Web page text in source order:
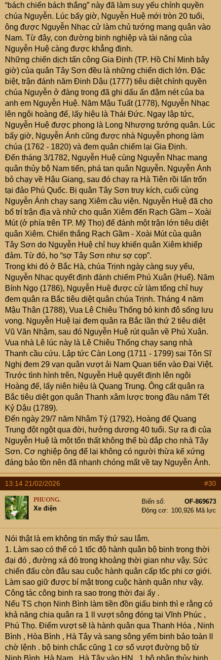
“bách chiến bách thắng” này đã làm suy yếu chính quyền
chúa Nguyễn. Lúc bấy giờ, Nguyễn Huệ mới tròn 20 tuổi,
ông được Nguyễn Nhạc cử làm chủ tướng mang quân vào
Nam. Từ đây, con đường binh nghiệp và tài năng của
Nguyễn Huệ càng được khẳng định.
Những chiến dịch tấn công Gia Định (TP. Hồ Chí Minh bây
giờ) của quân Tây Sơn đều là những chiến dịch lớn. Đặc
biệt, trận đánh năm Đinh Dậu (1777) tiêu diệt chính quyền
chúa Nguyễn ở đàng trong đã ghi dấu ấn đậm nét của ba
anh em Nguyễn Huệ. Năm Mậu Tuất (1778), Nguyễn Nhạc
lên ngôi hoàng đế, lấy hiệu là Thái Đức. Ngay lập tức,
Nguyễn Huệ được phong là Long Nhượng tướng quân. Lúc
bấy giờ, Nguyễn Ánh cũng được nhà Nguyễn phong làm
chúa (1762 - 1820) và đem quân chiếm lại Gia Định.
Đến tháng 3/1782, Nguyễn Huệ cùng Nguyễn Nhạc mang
quân thủy bộ Nam tiến, phá tan quân Nguyễn. Nguyễn Ánh
bỏ chạy về Hậu Giang, sau đó chạy ra Hà Tiên rồi lẩn trốn
tại đảo Phú Quốc. Bị quân Tây Sơn truy kích, cuối cùng
Nguyễn Ánh chạy sang Xiêm cầu viện. Nguyễn Huệ đã cho
bố trí trận địa và nhử cho quân Xiêm đến Rạch Gầm – Xoài
Mút (ở phía trên TP. Mỹ Tho) để đánh một trận lớn tiêu diệt
quân Xiêm. Chiến thắng Rạch Gầm - Xoài Mút của quân
Tây Sơn do Nguyễn Huệ chỉ huy khiến quân Xiêm khiếp
đảm. Từ đó, họ “sợ Tây Sơn như sợ cọp”.
Trong khi đó ở Bắc Hà, chúa Trịnh ngày càng suy yếu,
Nguyễn Nhạc quyết định đánh chiếm Phú Xuân (Huế). Năm
Bính Ngọ (1786), Nguyễn Huệ được cử làm tổng chỉ huy
đem quân ra Bắc tiêu diệt quân chúa Trịnh. Tháng 4 năm
Mậu Thân (1788), Vua Lê Chiêu Thống bỏ kinh đô sống lưu
vong. Nguyễn Huệ lại đem quân ra Bắc lần thứ 2 tiêu diệt
Vũ Văn Nhậm, sau đó Nguyễn Huệ rút quân về Phú Xuân.
Vua nhà Lê lúc này là Lê Chiêu Thống chạy sang nhà
Thanh cầu cứu. Lập tức Càn Long (1711 - 1799) sai Tôn Sĩ
Nghị đem 29 vạn quân vượt ải Nam Quan tiến vào Đại Việt.
Trước tình hình trên, Nguyễn Huệ quyết định lên ngôi
Hoàng đế, lấy niên hiệu là Quang Trung. Ông cất quân ra
Bắc tiêu diệt gọn quân Thanh xâm lược trong đầu năm Tết
Kỷ Dậu (1789).
Đến ngày 29/7 năm Nhâm Tý (1792), Hoàng đế Quang
Trung đột ngột qua đời, hưởng dương 40 tuổi. Sự ra đi của
Nguyễn Huệ là một tổn thất không thể bù đắp cho nhà Tây
Sơn. Cơ nghiệp ông để lại không có người thừa kế xứng
đáng bảo tồn nên đã nhanh chóng mất về tay Nguyễn Ánh.
13:14 21/02/2026 #30
PHUONG.
Xe điện
Biển số
OF-869673
Động cơ
100,926 Mã lực
Nói thật là em không tin mấy thứ sau lắm.
1. Làm sao có thể có 1 tốc độ hành quân bộ binh trong thời
đại đó , đường xá đó trong khoảng thời gian như vậy. Sức
chiến đấu còn đâu sau cuộc hành quân cấp tốc phi cơ giới.
Làm sao giữ được bí mật trong cuộc hành quân như vậy.
Công tác công binh ra sao trong thời đại ấy .
Nếu TS chọn Ninh Bình làm tiền đồn giấu binh thì e rằng có
khả năng chia quân ra 1 ll vượt sông đóng tại Vĩnh Phúc ,
Phú Thọ. Điểm vượt sẽ là hành quân qua Thanh Hóa , Ninh
Bình , Hòa Bình , Hà Tây và sang sông yếm binh bảo toàn ll
chờ lệnh . bộ binh chắc cũng 1 cơ số vượt đường bộ từ
Ninh Bình, Hà Nam , Hà Tây vào HN . 1 bộ phận thủy binh